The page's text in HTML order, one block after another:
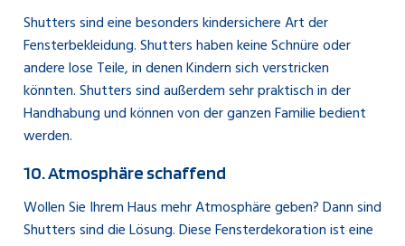
Shutters sind eine besonders kindersichere Art der
Fensterbekleidung. Shutters haben keine Schnüre oder
andere lose Teile, in denen Kindern sich verstricken
könnten. Shutters sind außerdem sehr praktisch in der
Handhabung und können von der ganzen Familie bedient
werden.
10. Atmosphäre schaffend
Wollen Sie Ihrem Haus mehr Atmosphäre geben? Dann sind
Shutters sind die Lösung. Diese Fensterdekoration ist eine